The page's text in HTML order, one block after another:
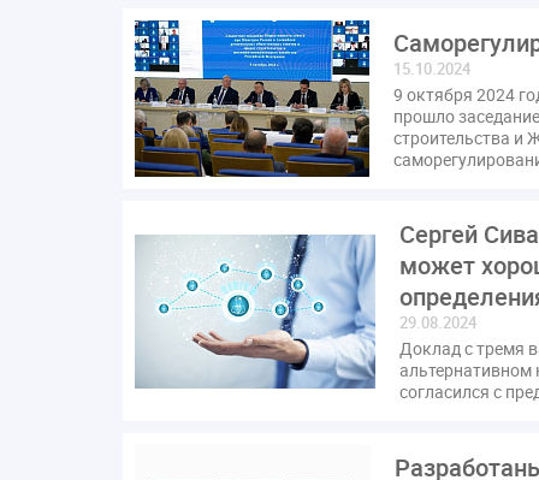
15.10.2024
9 октября 2024
прошло
строительства и
Сергей
может
29.08.2024
Доклад с тремя
согласился с